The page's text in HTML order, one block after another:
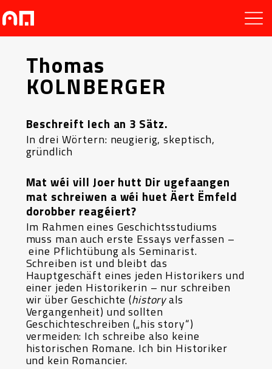
Thomas
KOLNBERGER
Beschreift Iech an 3 Sätz.
In drei Wörtern: neugierig, skeptisch,
gründlich
Mat wéi vill Joer hutt Dir ugefaangen
mat schreiwen a wéi huet Äert Ëmfeld
dorobber reagéiert?
Im Rahmen eines Geschichtsstudiums
muss man auch erste Essays verfassen –
eine Pflichtübung als Seminarist.
Schreiben ist und bleibt das
Hauptgeschäft eines jeden Historikers und
einer jeden Historikerin – nur schreiben
wir über Geschichte (historyals
Vergangenheit) und sollten
Geschichteschreiben („his story“)
vermeiden: Ich schreibe also keine
historischen Romane. Ich bin Historiker
und kein Romancier.